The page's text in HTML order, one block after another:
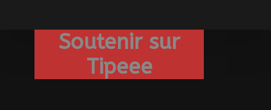
Soutenir sur
Tipeee